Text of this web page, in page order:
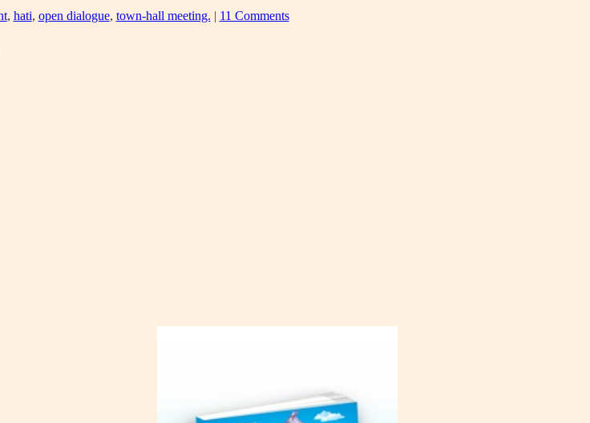
, hati, open dialogue, town-hall meeting. | 11 Comments